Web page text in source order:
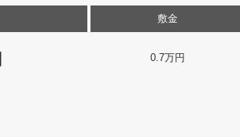
敷金
0.7万円